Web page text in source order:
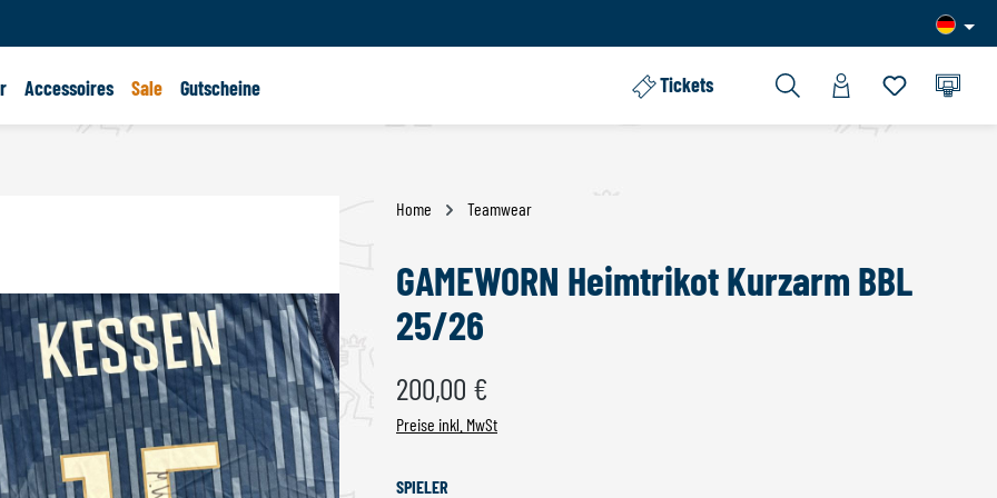
Accessoires Sale Gutscheine Tickets Du hast 0
Home Teamwear
GAMEWORN Heimtrikot Kurzarm BBL
25/26
Regulärer Preis:
200,00 €
Preise inkl. MwSt
SPIELERAUSWÄHLEN